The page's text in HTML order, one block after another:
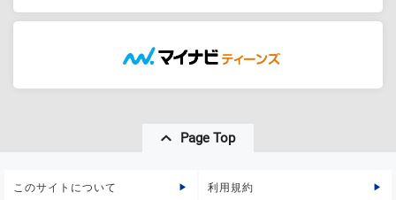
Page Top
このサイトについて 利用規約